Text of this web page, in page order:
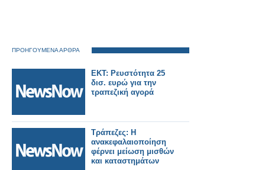
ΠΡΟΗΓΟΥΜΕΝΑ ΑΡΘΡΑ
ΕΚΤ: Ρευστότητα 25
δισ. ευρώ για την
τραπεζική αγορά
Τράπεζες: Η
ανακεφαλαιοποίηση
φέρνει μείωση μισθών
και καταστημάτων